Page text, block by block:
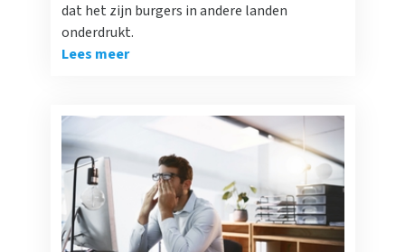
dat het zijn burgers in andere landen
onderdrukt.
Lees meer